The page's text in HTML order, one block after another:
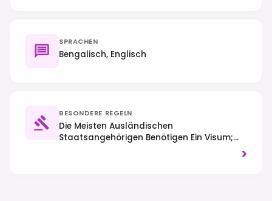
SPRACHEN
Bengalisch, Englisch
BESONDERE REGELN
Die Meisten Ausländischen
Staatsangehörigen Benötigen Ein Visum;
>